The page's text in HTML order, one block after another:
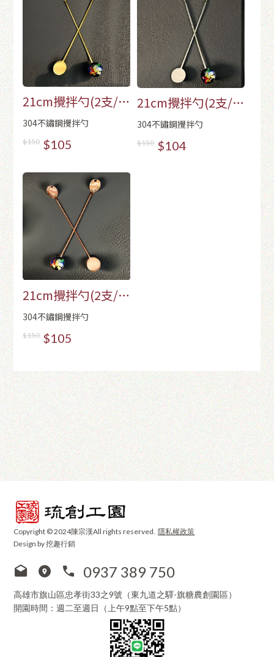
21cm攪拌勺(2支/
包)-金色
304不鏽鋼攪拌勺
$150 $105
21cm攪拌勺(2支/
包)-銀色
304不鏽鋼攪拌勺
$150 $104
21cm攪拌勺(2支/
包)-玫瑰金色
304不鏽鋼攪拌勺
$150 $105
Copyright © 2024陳宗漢All rights reserved.隱私權政策
Design by 挖趣行銷
0937 389 750
高雄市旗山區忠孝街33之9號（東九道之驛-旗糖農創園區）
開園時間：週二至週日（上午9點至下午5點）